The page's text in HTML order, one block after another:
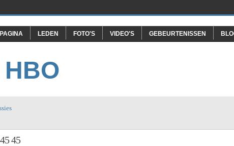
LEDEN FOTO'S VIDEO'S GEBEURTENISSEN
45